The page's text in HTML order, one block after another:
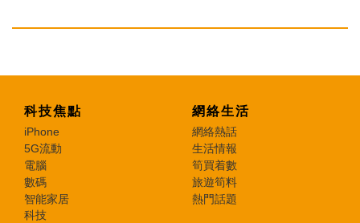
科技焦點
iPhone
5G流動
電腦
數碼
智能家居
科技
網絡生活
網絡熱話
生活情報
筍買着數
旅遊筍料
熱門話題